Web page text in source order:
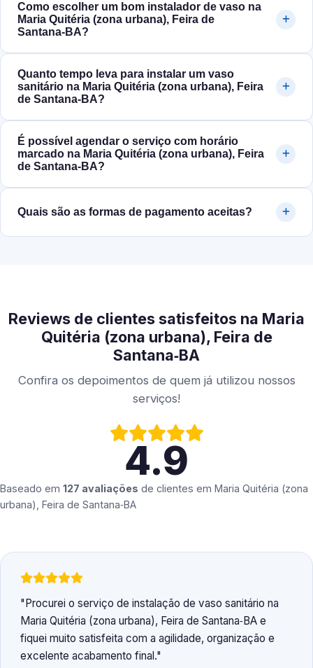
Como escolher um bom instalador de vaso na
Maria Quitéria (zona urbana), Feira de
Santana‑BA?
Quanto tempo leva para instalar um vaso
sanitário na Maria Quitéria (zona urbana), Feira
de Santana‑BA?
É possível agendar o serviço com horário
marcado na Maria Quitéria (zona urbana), Feira
de Santana‑BA?
Quais são as formas de pagamento aceitas?
Reviews de clientes satisfeitos na Maria
Quitéria (zona urbana), Feira de
Santana‑BA
Confira os depoimentos de quem já utilizou nossos
serviços!
4.9
Baseado em 127 avaliações de clientes em Maria Quitéria (zona
urbana), Feira de Santana‑BA
Procurei o serviço de instalação de vaso sanitário na
Maria Quitéria (zona urbana), Feira de Santana‑BA e
fiquei muito satisfeita com a agilidade, organização e
excelente acabamento final.